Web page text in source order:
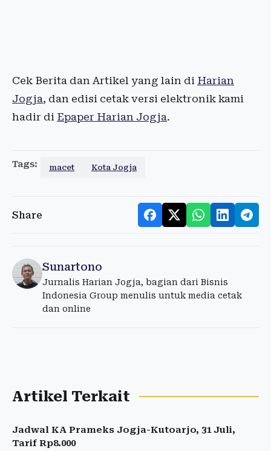
Cek Berita dan Artikel yang lain di Harian
Jogja, dan edisi cetak versi elektronik kami
hadir di Epaper Harian Jogja.
Tags: macet Kota Jogja
Share
Sunartono
Jurnalis Harian Jogja, bagian dari Bisnis
Indonesia Group menulis untuk media cetak
dan online
Artikel Terkait
Jadwal KA Prameks Jogja-Kutoarjo, 31 Juli,
Tarif Rp8.000